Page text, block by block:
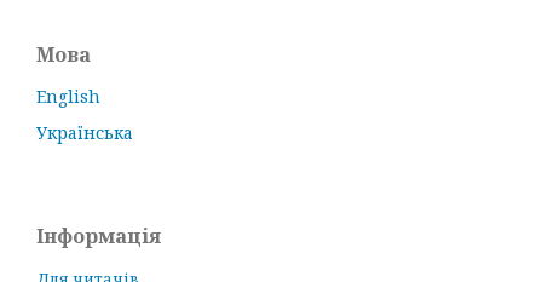
Мова
English
Українська
Інформація